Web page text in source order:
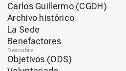
Carlos Guillermo (CGDH)
Archivo histórico
La Sede
Benefactores
Descubre
Objetivos (ODS)